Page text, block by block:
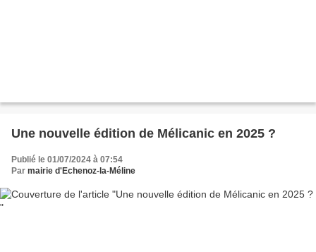
Une nouvelle édition de Mélicanic en 2025 ?
Publié le 01/07/2024 à 07:54
Par mairie d'Echenoz-la-Méline